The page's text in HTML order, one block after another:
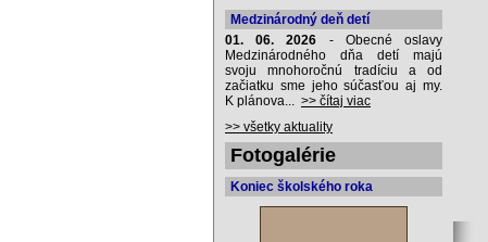
Medzinárodný deň detí
01. 06. 2026 - Obecné oslavy
Medzinárodného dňa detí majú
svoju mnohoročnú tradíciu a od
začiatku sme jeho súčasťou aj my.
K plánova... >> čítaj viac
>> všetky aktuality
Fotogalérie
Koniec školského roka